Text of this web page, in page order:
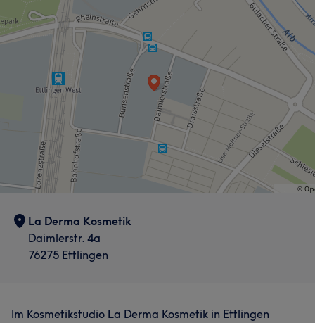
La Derma Kosmetik
Daimlerstr. 4a
76275 Ettlingen
Im Kosmetikstudio La Derma Kosmetik in Ettlingen